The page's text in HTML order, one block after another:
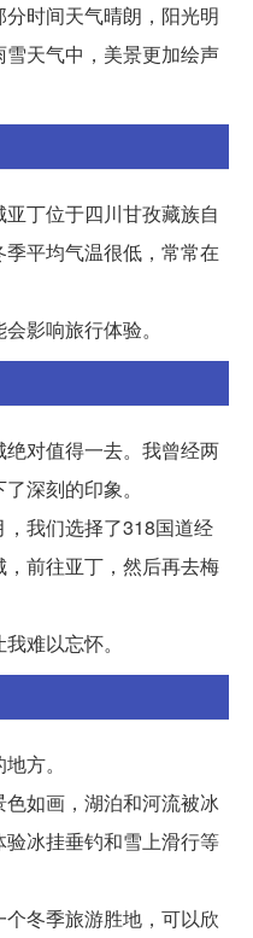
时间天气晴朗，阳光明
天气中，美景更加绘声
丁位于四川甘孜藏族自
平均气温很低，常常在
影响旅行体验。
对值得一去。我曾经两
深刻的印象。
我们选择了318国道经
前往亚丁，然后再去梅
难以忘怀。
方。
如画，湖泊和河流被冰
冰挂垂钓和雪上滑行等
冬季旅游胜地，可以欣